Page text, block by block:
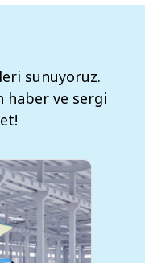
sunuyoruz.
haber ve sergi